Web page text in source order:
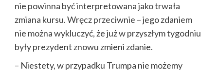
nie powinna być interpretowana jako trwała
zmiana kursu. Wręcz przeciwnie – jego zdaniem
nie można wykluczyć, że już w przyszłym tygodniu
były prezydent znowu zmieni zdanie.
– Niestety, w przypadku Trumpa nie możemy